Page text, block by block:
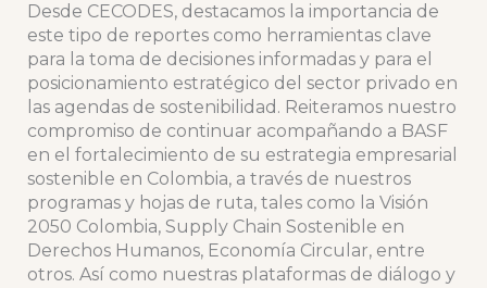
Desde CECODES, destacamos la importancia de
este tipo de reportes como herramientas clave
para la toma de decisiones informadas y para el
posicionamiento estratégico del sector privado en
las agendas de sostenibilidad. Reiteramos nuestro
compromiso de continuar acompañando a BASF
en el fortalecimiento de su estrategia empresarial
sostenible en Colombia, a través de nuestros
programas y hojas de ruta, tales como la Visión
2050 Colombia, Supply Chain Sostenible en
Derechos Humanos, Economía Circular, entre
otros. Así como nuestras plataformas de diálogo y